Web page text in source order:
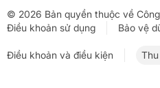
© 2026 Bản quyền thuộc về
Điều khoản sử dụng
Bảo vệ
Điều khoản và điều kiện